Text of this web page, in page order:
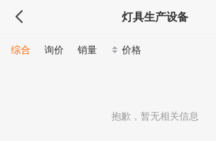
灯具生产设备
综合 询价 销量 价格
抱歉，暂无相关信息